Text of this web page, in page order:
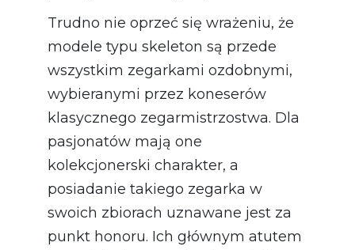
Trudno nie oprzeć się wrażeniu, że
modele typu skeleton są przede
wszystkim zegarkami ozdobnymi,
wybieranymi przez koneserów
klasycznego zegarmistrzostwa. Dla
pasjonatów mają one
kolekcjonerski charakter, a
posiadanie takiego zegarka w
swoich zbiorach uznawane jest za
punkt honoru. Ich głównym atutem